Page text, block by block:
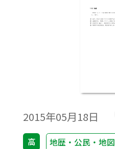
2015年05月18日
高 地歴・公民・地図